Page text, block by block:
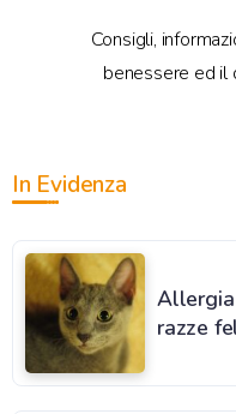
Consigli,
benessere ed
In Evidenza
razze